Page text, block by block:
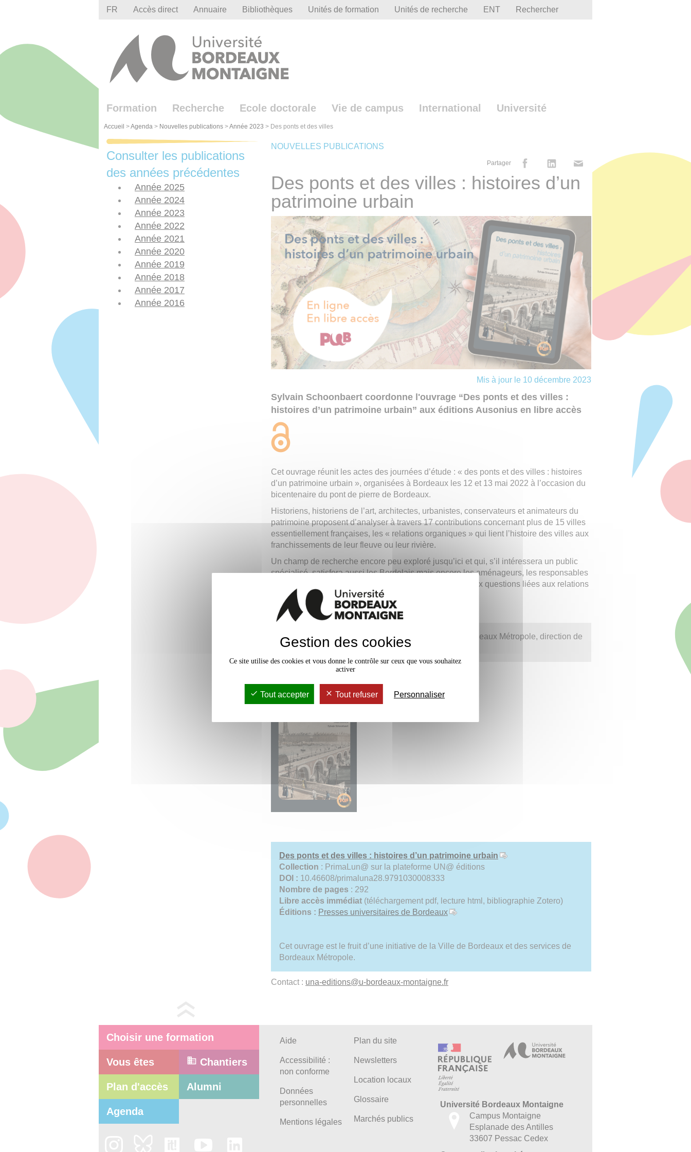
FR Accès direct Annuaire Bibliothèques Unités de formation Unités de recherche ENT Rechercher
Formation Recherche Ecole doctorale Vie de campus International Université
Accueil >Agenda > Nouvelles publications >Année 2023 > Des ponts et des villes
NOUVELLES PUBLICATIONS
Partager
Des ponts et des villes : histoires d’un
patrimoine urbain
Mis à jour le 10 décembre 2023
Sylvain Schoonbaert coordonne l'ouvrage “Des ponts et des villes :
histoires d’un patrimoine urbain” aux éditions Ausonius en libre accès
Cet ouvrage réunit les actes des journées d’étude : « des ponts et des villes : histoires
d’un patrimoine urbain », organisées à Bordeaux les 12 et 13 mai 2022 à l’occasion du
bicentenaire du pont de pierre de Bordeaux.
Historiens, historiens de l’art, architectes, urbanistes, conservateurs et animateurs du
patrimoine proposent d’analyser à travers 17 contributions concernant plus de 15 villes
essentiellement françaises, les « relations organiques » qui lient l’histoire des villes aux
franchissements de leur fleuve ou leur rivière.
Un champ de recherche encore peu exploré jusqu’ici et qui, s’il intéressera un public
spécialisé, satisfera aussi les Bordelais mais encore les aménageurs, les responsables
de la gestion urbaine actuelle ainsi qu’un public élargi aux questions liées aux relations
entre les villes et leurs infrastructures.
Sylvain Schoonbaert
est ingénieur principal à Bordeaux Métropole, direction de
l’urbanisme.
Des ponts et des villes : histoires d’un patrimoine urbain
Collection : PrimaLun@ sur la plateforme UN@ éditions
DOI : 10.46608/primaluna28.9791030008333
Nombre de pages : 292
Libre accès immédiat(téléchargement pdf, lecture html, bibliographie Zotero)
Éditions : Presses universitaires de Bordeaux
Cet ouvrage est le fruit d’une initiative de la Ville de Bordeaux et des services de
Bordeaux Métropole.
Contact : una-editions@u-bordeaux-montaigne.fr
Consulter les publications
des années précédentes
Année 2025
Année 2024
Année 2023
Année 2022
Année 2021
Année 2020
Année 2019
Année 2018
Année 2017
Année 2016
Choisir une formation
Vous êtes Chantiers
Plan d'accès Alumni
Agenda
Aide
Accessibilité :
non conforme
Données
personnelles
Mentions légales
Plan du site
Newsletters
Location locaux
Glossaire
Marchés publics
Université Bordeaux Montaigne
Campus Montaigne
Esplanade des Antilles
33607 Pessac Cedex
Gestion des cookies
Ce site utilise des cookies et vous donne le contrôle sur ceux que vous souhaitez
activer
Tout accepter Tout refuser Personnaliser